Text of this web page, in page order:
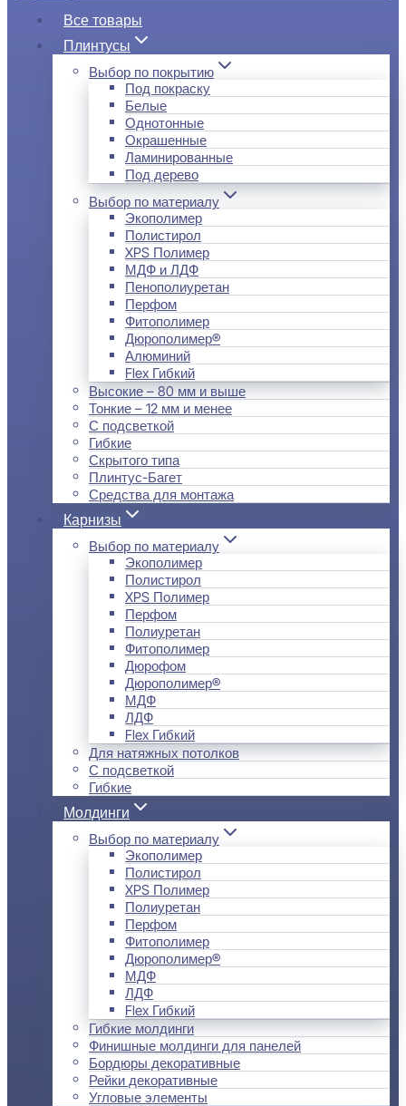
Все товары
Плинтусы
Выбор по покрытию
Под покраску
Белые
Однотонные
Окрашенные
Ламинированные
Под дерево
Выбор по материалу
Экополимер
Полистирол
XPS Полимер
МДФ и ЛДФ
Пенополиуретан
Перфом
Фитополимер
Дюрополимер®
Алюминий
Flex Гибкий
Высокие – 80 мм и выше
Тонкие – 12 мм и менее
С подсветкой
Гибкие
Скрытого типа
Плинтус-Багет
Средства для монтажа
Карнизы
Выбор по материалу
Экополимер
Полистирол
XPS Полимер
Перфом
Полиуретан
Фитополимер
Дюрофом
Дюрополимер®
МДФ
ЛДФ
Flex Гибкий
Для натяжных потолков
С подсветкой
Гибкие
Молдинги
Выбор по материалу
Экополимер
Полистирол
XPS Полимер
Полиуретан
Перфом
Фитополимер
Дюрополимер®
МДФ
ЛДФ
Flex Гибкий
Гибкие молдинги
Финишные молдинги для панелей
Бордюры декоративные
Рейки декоративные
Угловые элементы